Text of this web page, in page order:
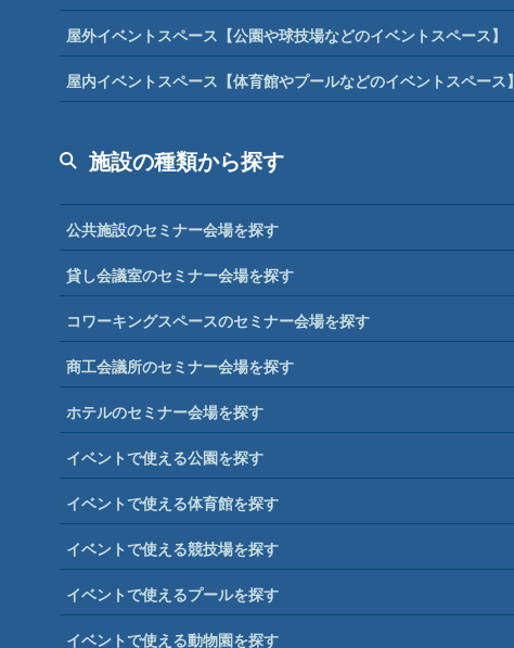
屋外イベントスペース【公園や球技場などのイベントスペース】
屋内イベントスペース【体育館やプールなどのイベントスペース】
施設の種類から探す
公共施設のセミナー会場を探す
貸し会議室のセミナー会場を探す
コワーキングスペースのセミナー会場を探す
商工会議所のセミナー会場を探す
ホテルのセミナー会場を探す
イベントで使える公園を探す
イベントで使える体育館を探す
イベントで使える競技場を探す
イベントで使えるプールを探す
イベントで使える動物園を探す